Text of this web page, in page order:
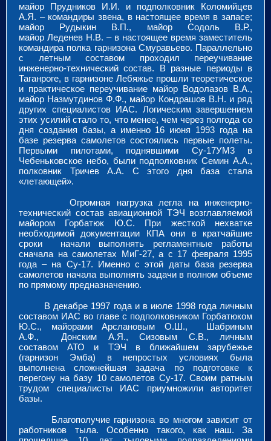
майор Прудников И.И. и подполковник Коломийцев
А.Я. – командиры звена, в настоящее время в запасе;
майор Рудыкин В.П., майор Содоль В.Р.,
майор Леденев Н.В. – в настоящее время заместитель
командира полка гарнизона Смуравьево. Параллельно
с летным составом проходил переучивание
инженерно-технический состав. В разные периоды в
Таганроге, в гарнизоне Лебяжье прошли теоретическое
и практическое переучивание майор Водолазов В.А.,
майор Назмутдинов Ф.Ф., майор Кондрашов В.Н. и ряд
других специалистов ИАС. Логическим завершением
этих усилий стало то, что менее, чем через полгода со
дня создания базы, а именно 16 июня 1993 года на
базе резерва самолетов состоялись первые полеты.
Первыми пилотами, поднявшими Су-17УМ3 в
Чебеньковское небо, были подполковник Семин А.А.,
полковник Тричев А.А. С этого дня база стала
«летающей».
Огромная нагрузка легла на инженерно-
технический состав авиационной ТЭЧ возглавляемой
майором Горбатюк Ю.С. При жесткой нехватке
необходимой документации КПА они в кратчайшие
сроки начали выполнять регламентные работы
сначала на самолетах МиГ-27, а с 17 февраля 1995
года – на Су-17. Именно с этой даты база резерва
самолетов начала выполнять задачи в полном объеме
по прямому предназначению.
В декабре 1997 года и в июле 1998 года личным
составом ИАС во главе с подполковником Горбатюком
Ю.С., майорами Арслановым О.Ш., Шабриным
А.Ф., Донским А.Я., Сизовым С.В., личным
составом АТО и ТЭЧ в ближайшем зарубежье
(гарнизон Эмба) в непростых условиях была
выполнена сложнейшая задача по подготовке к
перегону на базу 10 самолетов Су-17. Своим ратным
трудом специалисты ИАС приумножили авторитет
базы.
Благополучие гарнизона во многом зависит от
работников тыла. Особенно такого, как наш. За